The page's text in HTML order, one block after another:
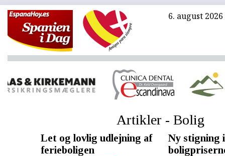
6. august 2026
Artikler - Bolig
Let og lovlig udlejning af
ferieboligen
Ny stigning i